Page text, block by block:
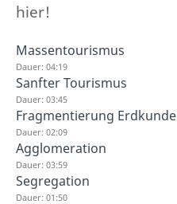
hier!
Massentourismus
Dauer: 04:19
Sanfter Tourismus
Dauer: 03:45
Fragmentierung Erdkunde
Dauer: 02:09
Agglomeration
Dauer: 03:59
Segregation
Dauer: 01:50